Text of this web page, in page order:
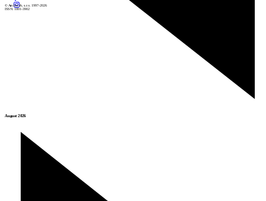
August 2026
© Archiweb, s.r.o. 1997-2026
ISSN: 1801-3902